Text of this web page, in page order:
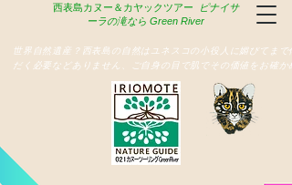
西表島カヌー＆カヤックツアー
ピナイサ
ーラの滝なら Green River
世界自然遺産？西表島の自然はユネスコの小役人に媚びてまで
だく必要などありません、ご自身の目で肌でその価値をお確か